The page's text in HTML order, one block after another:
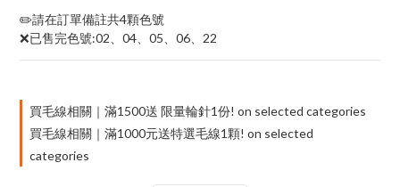
✏️請在訂單備註共4顆色號
❌已售完色號:02、04、05、06、22
買毛線相關｜滿1500送 限量輪針1份! on selected categories
買毛線相關｜滿1000元送特選毛線1顆! on selected
categories